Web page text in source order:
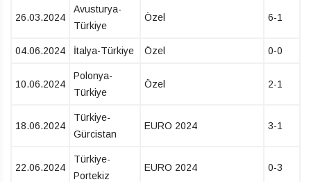
26.03.2024
Avusturya-
Türkiye
Özel 6-1
04.06.2024 İtalya-Türkiye Özel 0-0
10.06.2024
Polonya-
Türkiye
Özel 2-1
18.06.2024
Türkiye-
Gürcistan
EURO 2024 3-1
22.06.2024
Türkiye-
Portekiz
EURO 2024 0-3